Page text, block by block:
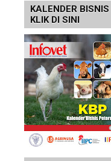
KALENDER
KLIK DI SINI